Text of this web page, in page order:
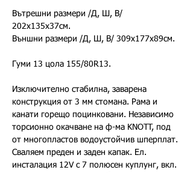
Вътрешни размери /Д, Ш, В/
202х135х37см.
Външни размери /Д, Ш, В/ 309х177х89см.
Гуми 13 цола 155/80R13.
Изключително стабилна, заварена
конструкция от 3 мм стомана. Рама и
канати горещо поцинковани. Независимо
торсионно окачване на ф-ма KNOTT, под
от многопластов водоустойчив шперплат.
Сваляем преден и заден капак. Ел.
инсталация 12V с 7 полюсен куплунг, вкл.